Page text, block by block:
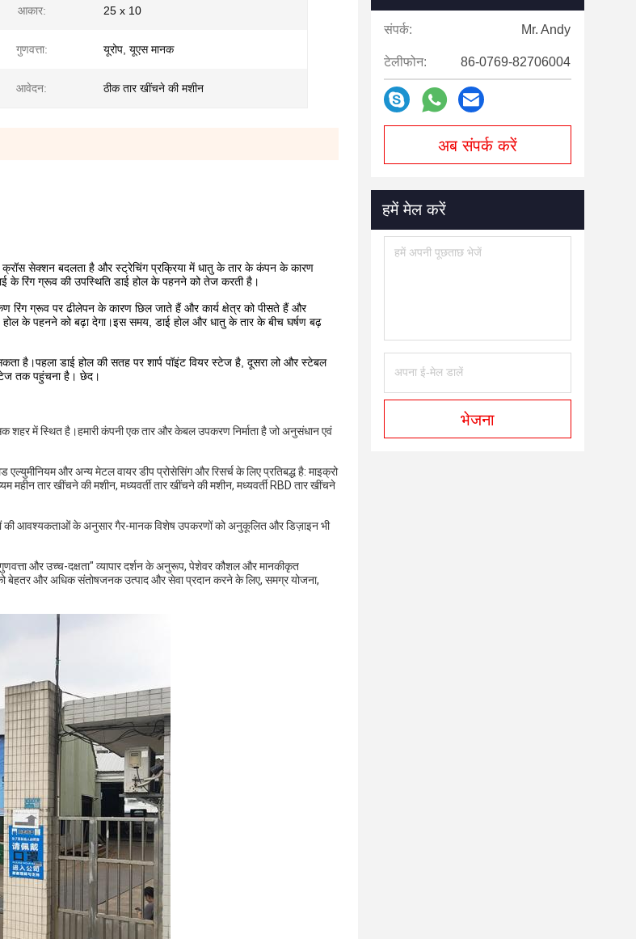
आकार: 25 x 10
गुणवत्ता: यूरोप, यूएस मानक
आवेदन: ठीक तार खींचने की मशीन
सेक्शन बदलता है और स्ट्रेचिंग प्रक्रिया में धातु के तार के कंपन के कारण
के रिंग ग्रूव की उपस्थिति डाई होल के पहनने को तेज करती है।
रिंग ग्रूव पर ढीलेपन के कारण छिल जाते हैं और कार्य क्षेत्र को पीसते हैं और
के पहनने को बढ़ा देगा।इस समय, डाई होल और धातु के तार के बीच घर्षण बढ़
है।पहला डाई होल की सतह पर शार्प पॉइंट वियर स्टेज है, दूसरा लो और स्टेबल
तक पहुंचना है। छेद।
में स्थित है।हमारी कंपनी एक तार और केबल उपकरण निर्माता है जो अनुसंधान एवं
और अन्य मेटल वायर डीप प्रोसेसिंग और रिसर्च के लिए प्रतिबद्ध है: माइक्रो
महीन तार खींचने की मशीन, मध्यवर्ती तार खींचने की मशीन, मध्यवर्ती RBD तार खींचने
की आवश्यकताओं के अनुसार गैर-मानक विशेष उपकरणों को अनुकूलित और डिज़ाइन भी
और उच्च-दक्षता" व्यापार दर्शन के अनुरूप, पेशेवर कौशल और मानकीकृत
बेहतर और अधिक संतोषजनक उत्पाद और सेवा प्रदान करने के लिए, समग्र योजना,
संपर्क: Mr. Andy
टेलीफोन: 86-0769-82706004
अब संपर्क करें
हमें मेल करें
भेजना